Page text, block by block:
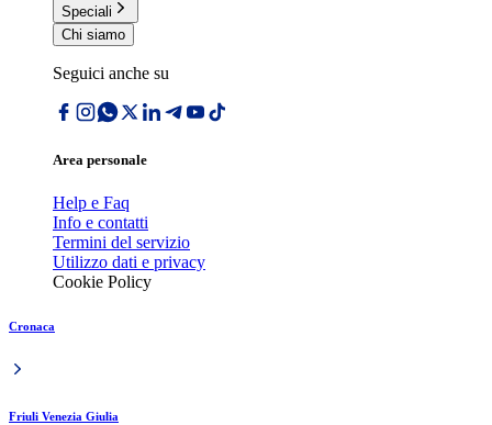
Speciali
Chi siamo
Seguici anche su
Area personale
Help e Faq
Info e contatti
Termini del servizio
Utilizzo dati e privacy
Cookie Policy
Cronaca
Friuli Venezia Giulia